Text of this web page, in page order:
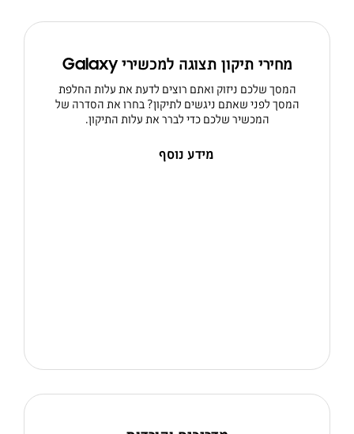
מחירי תיקון תצוגה למכשירי Galaxy
המסך שלכם ניזוק ואתם רוצים לדעת את עלות החלפת
המסך לפני שאתם ניגשים לתיקון? בחרו את הסדרה של
המכשיר שלכם כדי לברר את עלות התיקון.
מידע נוסף